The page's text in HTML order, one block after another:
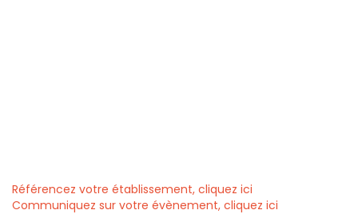
Référencez votre établissement, cliquez ici
Communiquez sur votre évènement, cliquez ici